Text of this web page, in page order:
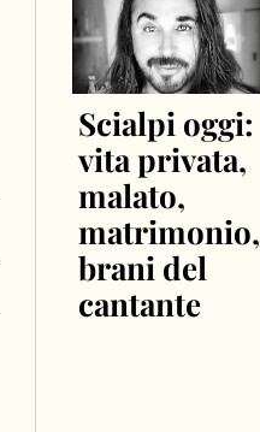
Scialpi oggi:
vita privata,
malato,
matrimonio,
brani del
cantante